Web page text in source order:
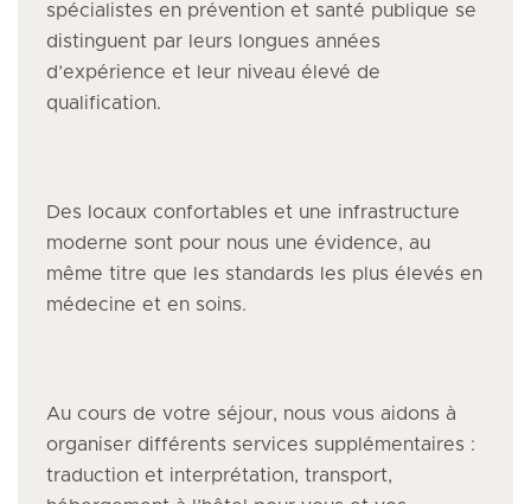
spécialistes en prévention et santé publique se
distinguent par leurs longues années
d’expérience et leur niveau élevé de
qualification.
Des locaux confortables et une infrastructure
moderne sont pour nous une évidence, au
même titre que les standards les plus élevés en
médecine et en soins.
Au cours de votre séjour, nous vous aidons à
organiser différents services supplémentaires :
traduction et interprétation, transport,